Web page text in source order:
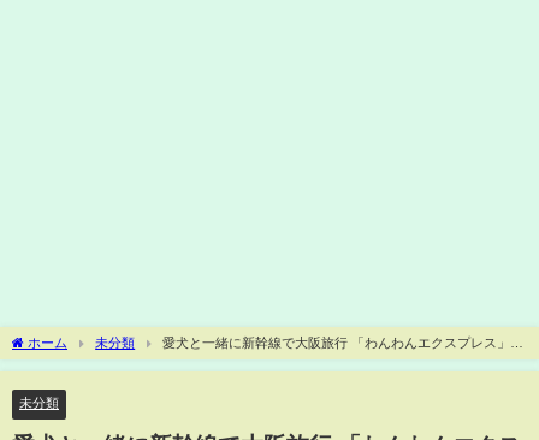
ホーム 未分類
愛犬と一緒に新幹線で大阪旅行 「わんわんエクスプレス」
(ABEMA TIMES)
未分類